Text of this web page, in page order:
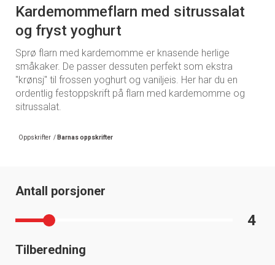
Kardemommeflarn med sitrussalat
og fryst yoghurt
Sprø flarn med kardemomme er knasende herlige
småkaker. De passer dessuten perfekt som ekstra
"krønsj" til frossen yoghurt og vaniljeis. Her har du en
ordentlig festoppskrift på flarn med kardemomme og
sitrussalat.
Oppskrifter / Barnas oppskrifter
Antall porsjoner
4
Tilberedning